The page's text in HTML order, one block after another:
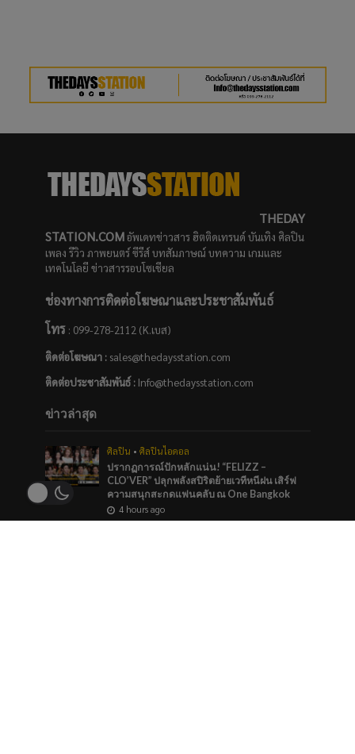
THEDAY
STATION.COMอัพเดทข่าวสาร ฮิตติดเทรนด์ บันเทิง ศิลปิน
เพลง รีวิว ภาพยนตร์ ซีรีส์ บทสัมภาษณ์ บทความ เกมและ
เทคโนโลยี ข่าวสารรอบโซเชียล
ช่องทางการติดต่อโฆษณาและประชาสัมพันธ์
โทร: 099-278-2112 (K.เบส)
ติดต่อโฆษณา :sales@thedaysstation.com
ติดต่อประชาสัมพันธ์: Info@thedaysstation.com
ข่าวล่าสุด
ศิลปิน • ศิลปินไอดอล
ปรากฏการณ์ปักหลักแน่น! “FELIZZ –
CLO’VER” ปลุกพลังสปิริตย้ายเวทีหนีฝน เสิร์ฟ
ความสนุกสะกดแฟนคลับ ณ One Bangkok
4 hours ago